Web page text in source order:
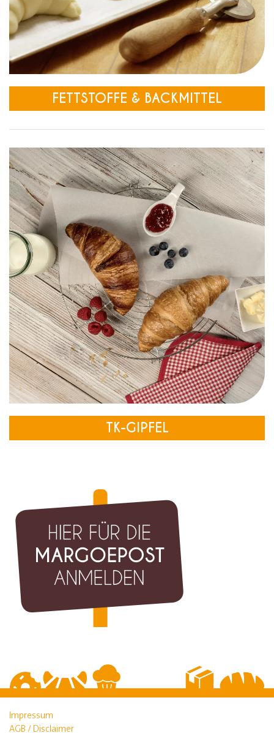
FETTSTOFFE & BACKMITTEL
TK-GIPFEL
Impressum
AGB / Disclaimer